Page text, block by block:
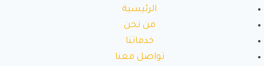
الرئيسية
من نحن
خدماتنا
تواصل معنا